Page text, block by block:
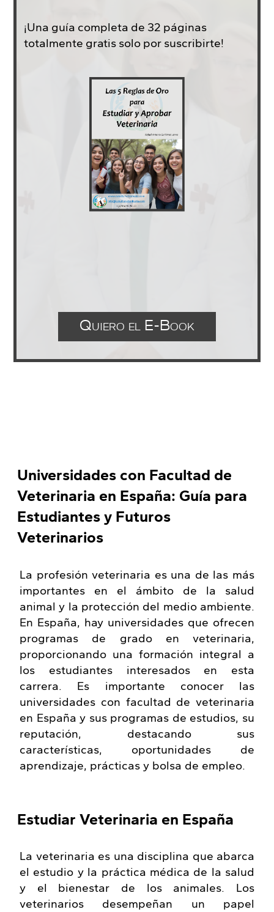
¡Una guía completa de 32 páginas
totalmente gratis solo por suscribirte!
Quiero el E-Book
Universidades con Facultad de
Veterinaria en España: Guía para
Estudiantes y Futuros
Veterinarios
La profesión veterinaria es una de las más
importantes en el ámbito de la salud
animal y la protección del medio ambiente.
En España, hay universidades que ofrecen
programas de grado en veterinaria,
proporcionando una formación integral a
los estudiantes interesados en esta
carrera. Es importante conocer las
universidades con facultad de veterinaria
en España y sus programas de estudios, su
reputación, destacando sus
características, oportunidades de
aprendizaje, prácticas y bolsa de empleo.
Estudiar Veterinaria en España
La veterinaria es una disciplina que abarca
el estudio y la práctica médica de la salud
y el bienestar de los animales. Los
veterinarios desempeñan un papel